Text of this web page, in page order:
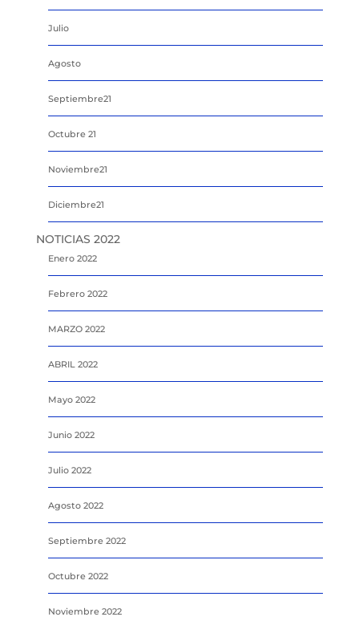
Julio
Agosto
Septiembre21
Octubre 21
Noviembre21
Diciembre21
NOTICIAS 2022
Enero 2022
Febrero 2022
MARZO 2022
ABRIL 2022
Mayo 2022
Junio 2022
Julio 2022
Agosto 2022
Septiembre 2022
Octubre 2022
Noviembre 2022